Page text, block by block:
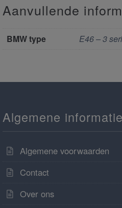
Aanvullende
BMW type E46 – 3
Algemene informatie
Algemene voorwaarden
Contact
Over ons